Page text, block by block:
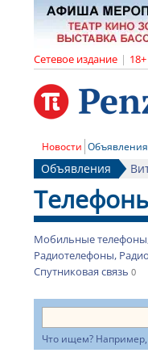
Сетевое издание | 18+
Новости Объявления
Объявления
Мобильные
Радиотелефоны,
Спутниковая связь 0
Что ищем? Например,